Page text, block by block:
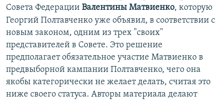
Совета Федерации Валентины Матвиенко, которую
Георгий Полтавченко уже объявил, в соответствии с
новым законом, одним из трех "своих"
представителей в Совете. Это решение
предполагает обязательное участие Матвиенко в
предвыборной кампании Полтавченко, чего она
якобы категорически не желает делать, считая это
ниже своего статуса. Авторы материала делают